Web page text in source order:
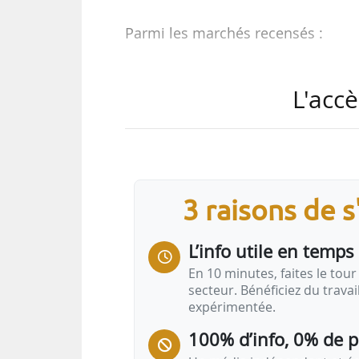
Parmi les marchés recensés :
(Bail Réel Solidaire) aux Clayes-
famille de 30 studios sur le site
• Mission d’assistance
• Construction de 42 logements
3 raisons de
L’info utile en
En 10 minutes, faites le tour
secteur. Bénéficiez du
expérimentée.
100% d’info, 0% de